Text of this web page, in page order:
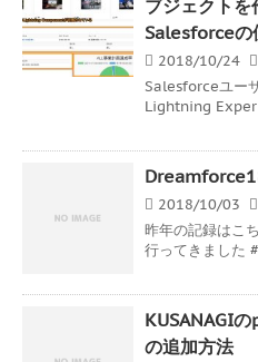
ブジェクトを
Salesforceの
2018/10/24
Salesforceユー
Lightning Exper
2018/10/03
昨年の記録はこ
行ってきました
KUSANAGI
の追加方法